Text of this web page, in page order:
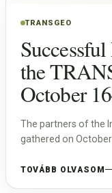
TRANSGEO
the
October
The partners of the
gathered on
TOVÁBB OLVASOM